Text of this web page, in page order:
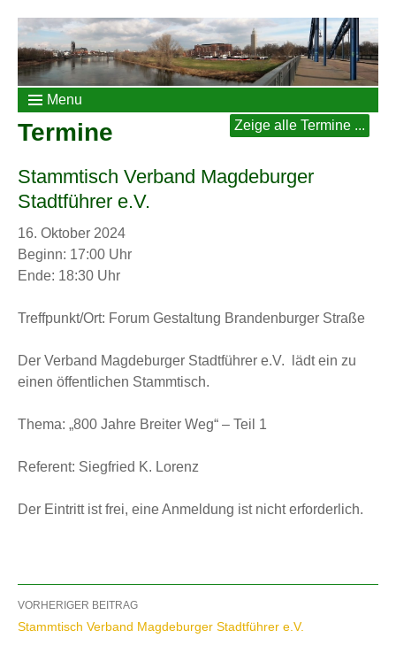
Menu
Termine Zeige alle Termine ...
Stammtisch Verband Magdeburger
Stadtführer e.V.
16. Oktober 2024
Beginn: 17:00 Uhr
Ende: 18:30 Uhr
Treffpunkt/Ort: Forum Gestaltung Brandenburger Straße
Der Verband Magdeburger Stadtführer e.V. lädt ein zu
einen öffentlichen Stammtisch.
Thema: „800 Jahre Breiter Weg“ – Teil 1
Referent: Siegfried K. Lorenz
Der Eintritt ist frei, eine Anmeldung ist nicht erforderlich.
Beitragsnavigation
VORHERIGER BEITRAG
Stammtisch Verband Magdeburger Stadtführer e.V.